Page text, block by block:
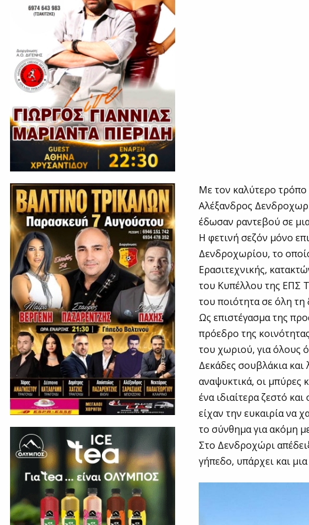
Με τον καλύτερο τρόπο
Αλέξανδρος
έδωσαν ραντεβού σε
Η φετινή σεζόν μόνο
Δενδροχωρίου, το
Ερασιτεχνικής,
του Κυπέλλου της ΕΠΣ
του ποιότητα σε όλη τη
Ως επιστέγασμα της
πρόεδρο της
του χωριού, για όλους
Δεκάδες σουβλάκια και
αναψυκτικά, οι μπύρες
ένα ιδιαίτερα ζεστό
είχαν την ευκαιρία να
το σύνθημα για ακόμη
Στο Δενδροχώρι
γήπεδο, υπάρχει και